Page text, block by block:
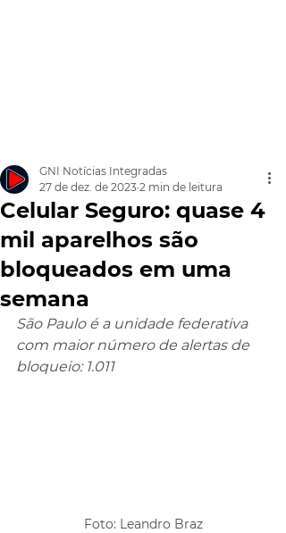
Celular Seguro: quase 4
mil aparelhos são
bloqueados em uma
semana
GNI Notícias Integradas
27 de dez. de 2023 2 min de leitura
São Paulo é a unidade federativa
com maior número de alertas de
bloqueio: 1.011
Foto: Leandro Braz